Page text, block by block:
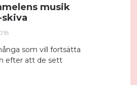
musik
skiva
som vill fortsätta
efter att de sett